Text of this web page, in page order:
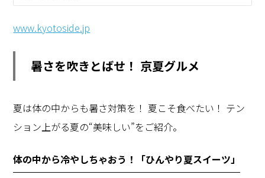
www.kyotoside.jp
暑さを吹きとばせ！ 京夏グルメ
夏は体の中からも暑さ対策を！ 夏こそ食べたい！ テン
ション上がる夏の“美味しい”をご紹介。
体の中から冷やしちゃおう！「ひんやり夏スイーツ」